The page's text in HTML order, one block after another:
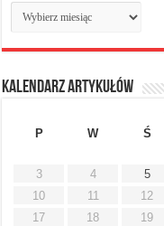
Archiwum
miesięczne
Kalendarz artykułów
P
W Ś
3
4 5
10
11 12
17
18 19